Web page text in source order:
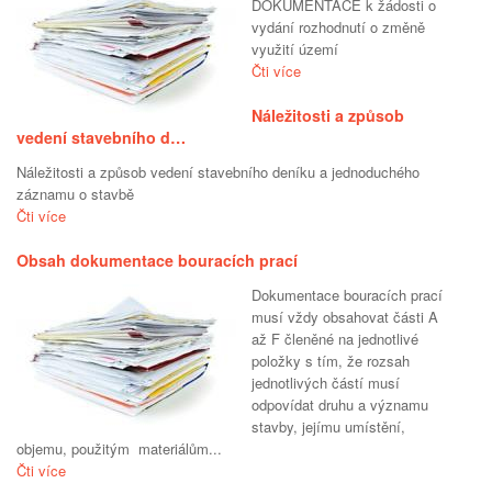
DOKUMENTACE k žádosti o
vydání rozhodnutí o změně
využití území
Čti více
Náležitosti a způsob
vedení stavebního d…
Náležitosti a způsob vedení stavebního deníku a jednoduchého
záznamu o stavbě
Čti více
Obsah dokumentace bouracích prací
Dokumentace bouracích prací
musí vždy obsahovat části A
až F členěné na jednotlivé
položky s tím, že rozsah
jednotlivých částí musí
odpovídat druhu a významu
stavby, jejímu umístění,
objemu, použitým materiálům...
Čti více